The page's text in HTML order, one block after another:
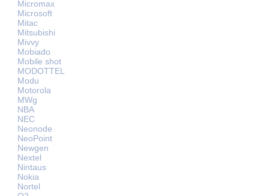
Micromax
Microsoft
Mitac
Mitsubishi
Mivvy
Mobiado
Mobile shot
MODOTTEL
Modu
Motorola
MWg
NBA
NEC
Neonode
NeoPoint
Newgen
Nextel
Nintaus
Nokia
Nortel